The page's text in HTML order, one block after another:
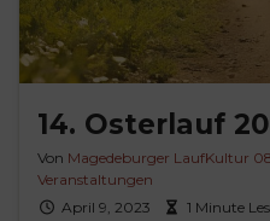
14. Osterlauf
Von Magedeburger LaufKultur 08
Veranstaltungen
April 9, 2023
1 Minute